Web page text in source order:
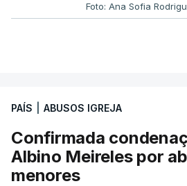
Foto: Ana Sofia
PAÍS ABUSOS IGREJA
Confirmada
Albino Meireles por
menores